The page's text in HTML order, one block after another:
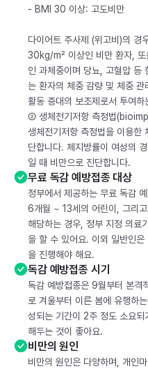
- BMI 30 이상: 고도비만
다이어트 주사제 (위고비)의 경
30kg/m² 이상인 비만 환자,
인 과체중이며 당뇨, 고혈압 등
는 환자의 체중 감량 및 체중
활동 증대의 보조제로서 투여
② 생체전기저항 측정법
생체전기저항 측정법을 이용한
단합니다. 체지방률이 여성의
일 때 비만으로 진단합니다.
무료 독감 예방접종 대상
정부에서 제공하는 무료 독감
6개월 ~ 13세의 어린이, 그리
해당하는 경우, 정부 지정 의료
을 할 수 있어요. 이외 일반인
을 진행해야 해요.
독감 예방접종 시기
독감 예방접종은 9월부터 본격
로 겨울부터 이른 봄에 유행하
성되는 기간이 2주 정도 소요되
해두는 것이 좋아요.
비만의 원인
비만의 원인은 다양하며, 개인